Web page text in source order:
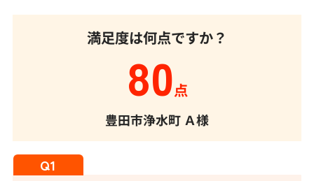
満足度は何点ですか？
80点
豊田市浄水町 Ａ様